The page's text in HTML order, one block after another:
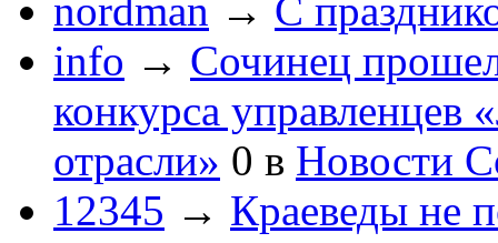
nordman → С
info → Сочинец
конкурса управленцев
отрасли» 0 в Новости
12345 → Краеведы не